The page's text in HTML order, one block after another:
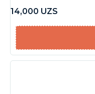
14,000 UZS